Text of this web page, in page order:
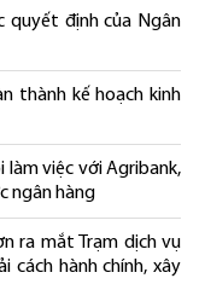
quyết định của Ngân
thành kế hoạch kinh
làm việc với Agribank,
ngân hàng
ra mắt Trạm dịch vụ
cách hành chính, xây